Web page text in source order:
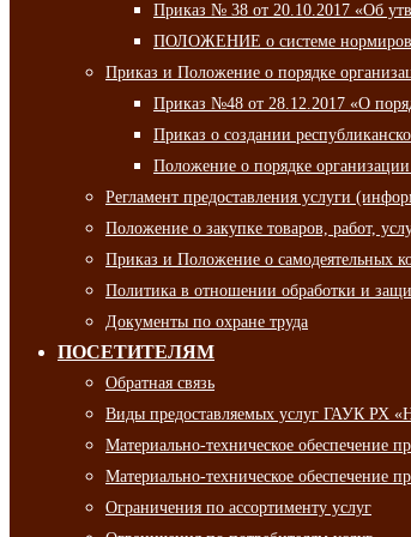
Приказ № 38 от 20.10.2017 «Об
ПОЛОЖЕНИЕ о системе
Приказ и Положение о порядке
Приказ №48 от 28.12.2017 «О
Приказ о создании
Положение о порядке
Регламент предоставления услуги
Положение о закупке товаров, работ,
Приказ и Положение о самодеятельных
Политика в отношении обработки и
Документы по охране труда
ПОСЕТИТЕЛЯМ
Обратная связь
Виды предоставляемых услуг ГАУК РХ
Материально-техническое
Материально-техническое
Ограничения по ассортименту услуг